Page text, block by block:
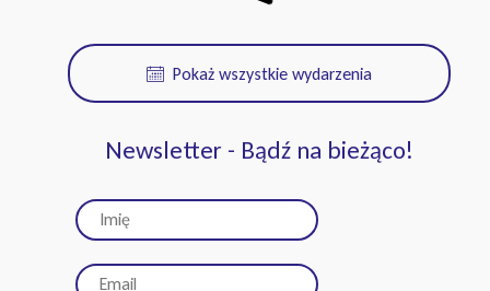
Pokaż wszystkie wydarzenia
Newsletter - Bądź na bieżąco!